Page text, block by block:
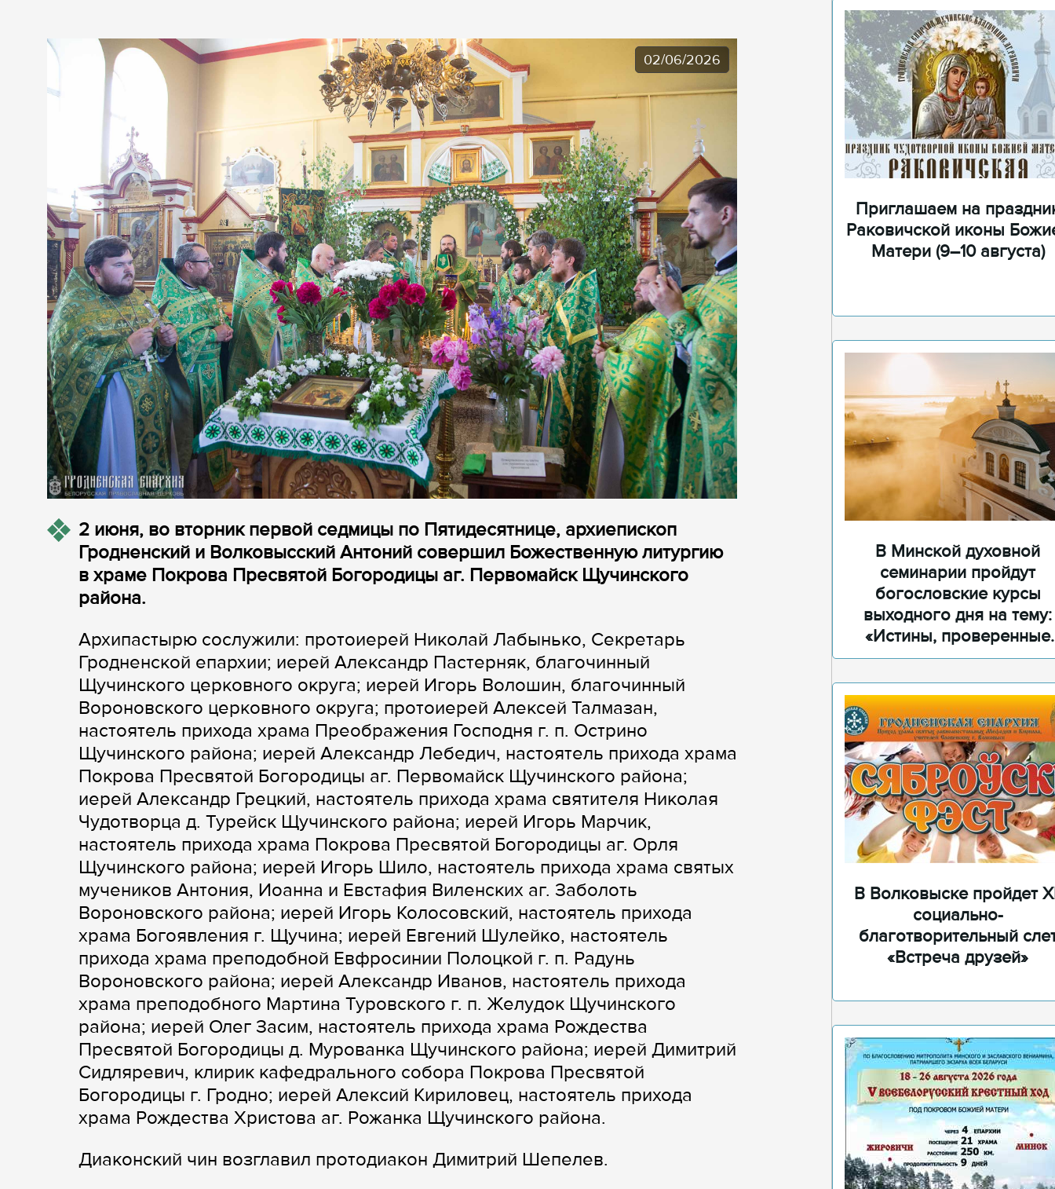
02/06/2026
2 июня, во вторник первой седмицы по Пятидесятнице, архиепископ
Гродненский и Волковысский Антоний совершил Божественную литургию
в храме Покрова Пресвятой Богородицы аг. Первомайск Щучинского
района.
Архипастырю сослужили: протоиерей Николай Лабынько, Секретарь
Гродненской епархии; иерей Александр Пастерняк, благочинный
Щучинского церковного округа; иерей Игорь Волошин, благочинный
Вороновского церковного округа; протоиерей Алексей Талмазан,
настоятель прихода храма Преображения Господня г. п. Острино
Щучинского района; иерей Александр Лебедич, настоятель прихода храма
Покрова Пресвятой Богородицы аг. Первомайск Щучинского района;
иерей Александр Грецкий, настоятель прихода храма святителя Николая
Чудотворца д. Турейск Щучинского района; иерей Игорь Марчик,
настоятель прихода храма Покрова Пресвятой Богородицы аг. Орля
Щучинского района; иерей Игорь Шило, настоятель прихода храма святых
мучеников Антония, Иоанна и Евстафия Виленских аг. Заболоть
Вороновского района; иерей Игорь Колосовский, настоятель прихода
храма Богоявления г. Щучина; иерей Евгений Шулейко, настоятель
прихода храма преподобной Евфросинии Полоцкой г. п. Радунь
Вороновского района; иерей Александр Иванов, настоятель прихода
храма преподобного Мартина Туровского г. п. Желудок Щучинского
района; иерей Олег Засим, настоятель прихода храма Рождества
Пресвятой Богородицы д. Мурованка Щучинского района; иерей Димитрий
Сидляревич, клирик кафедрального собора Покрова Пресвятой
Богородицы г. Гродно; иерей Алексий Кириловец, настоятель прихода
храма Рождества Христова аг. Рожанка Щучинского района.
Диаконский чин возглавил протодиакон Димитрий Шепелев.
Приглашаем на
Раковичской иконы
Матери (9–10 августа)
В Минской духовной
семинарии пройдут
богословские курсы
выходного дня на тему:
«Истины, проверенные
временем»
В Волковыске пройдет
социально-
благотворительный
«Встреча друзей»